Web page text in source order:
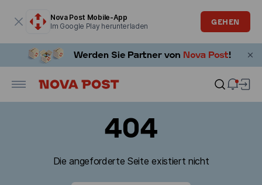
Nova Post Mobile-App
Im Google Play herunterladen
GEHEN
404
Die angeforderte Seite existiert nicht